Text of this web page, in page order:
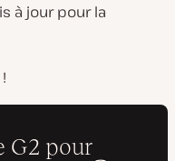
à jour pour la